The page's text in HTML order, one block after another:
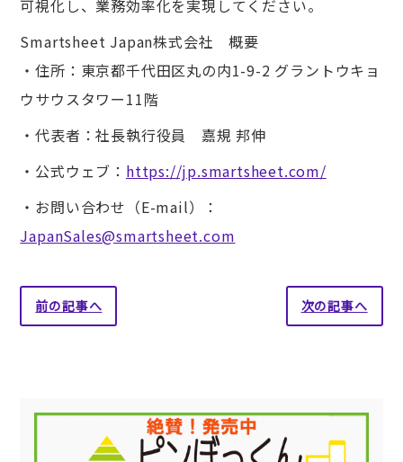
可視化し、業務効率化を実現してください。
Smartsheet Japan株式会社 概要
・住所：東京都千代田区丸の内1-9-2 グラントウキョ
ウサウスタワー11階
・代表者：社長執行役員 嘉規 邦伸
・公式ウェブ： https://jp.smartsheet.com/
・お問い合わせ（E-mail）：
JapanSales@smartsheet.com
前の記事へ 次の記事へ